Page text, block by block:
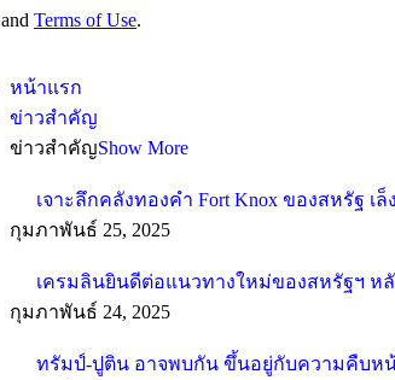
and Terms of Use.
หน้าแรก
ข่าวสำคัญ
ข่าวสำคัญShow More
เจาะลึกคลังทองคำ Fort Knox ของสหรัฐ
กุมภาพันธ์ 25, 2025
เครมลินยินดีต่อแนวทางใหม่ของสหรัฐฯ ห
กุมภาพันธ์ 24, 2025
ทรัมป์-ปูติน อาจพบกัน ขึ้นอยู่กับความคืบห